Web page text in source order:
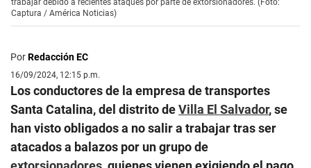
Captura / América Noticias)
PorRedacción EC
16/09/2024, 12:15 p.m.
Los conductores de la empresa de transportes
Santa Catalina, del distrito deVilla El Salvador, se
han visto obligados a no salir a trabajar tras ser
atacados a balazos por un grupo de